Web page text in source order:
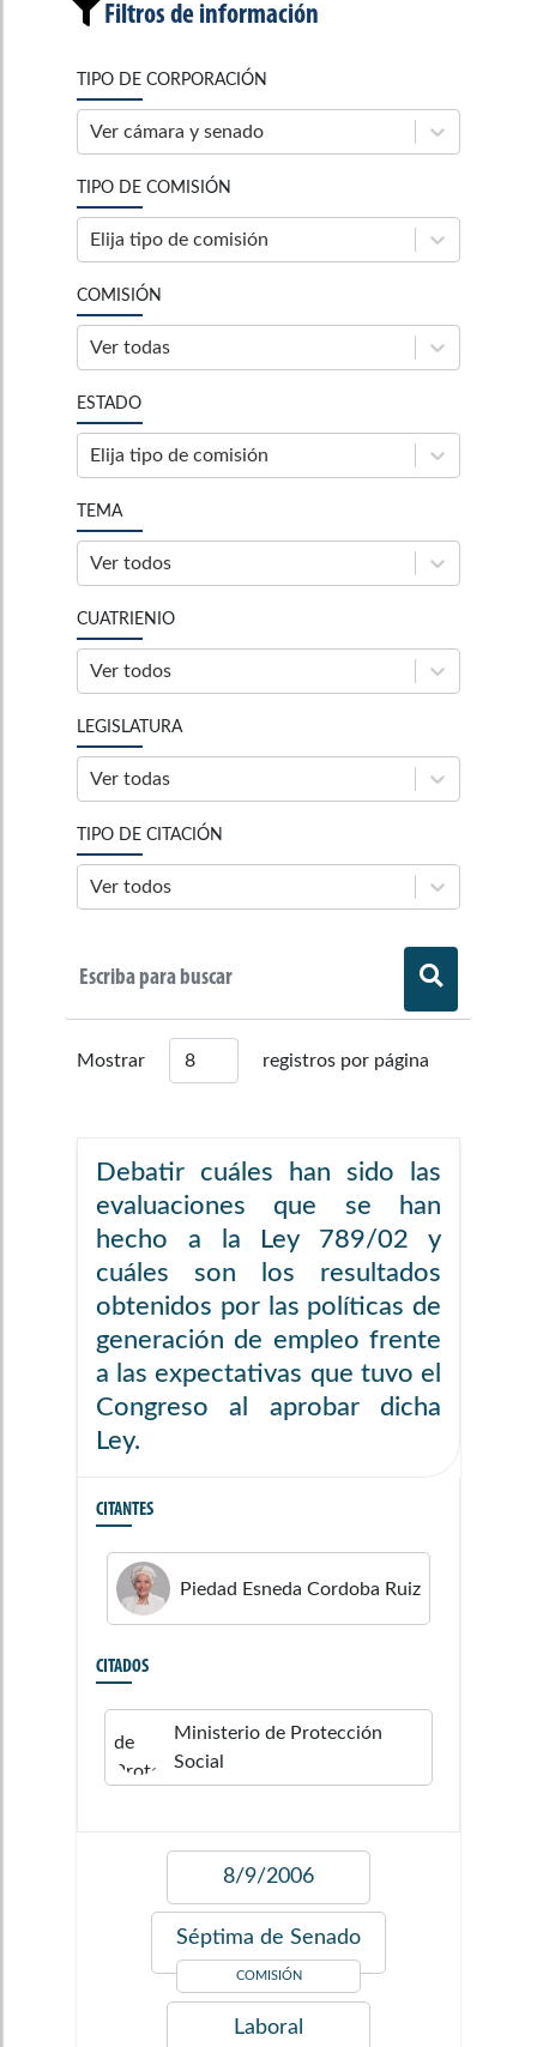
Filtros de información
TIPO DE CORPORACIÓN
Ver cámara y senado
TIPO DE COMISIÓN
Elija tipo de comisión
COMISIÓN
Ver todas
ESTADO
Elija tipo de comisión
TEMA
Ver todos
CUATRIENIO
Ver todos
LEGISLATURA
Ver todas
TIPO DE CITACIÓN
Ver todos
Mostrar registros por página
Debatir cuáles han sido las
evaluaciones que se han
hecho a la Ley 789/02 y
cuáles son los resultados
obtenidos por las políticas de
generación de empleo frente
a las expectativas que tuvo el
Congreso al aprobar dicha
Ley.
CITANTES
Piedad Esneda Cordoba Ruiz
CITADOS
Ministerio de Protección
Social
8/9/2006
Séptima de Senado
COMISIÓN
Laboral